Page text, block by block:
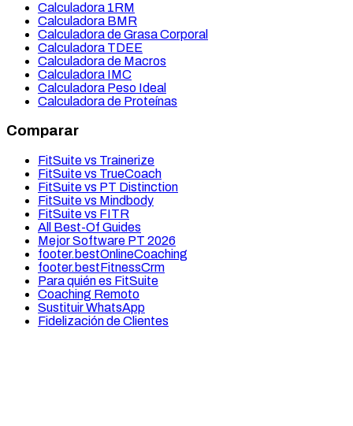
Calculadora 1RM
Calculadora BMR
Calculadora de Grasa Corporal
Calculadora TDEE
Calculadora de Macros
Calculadora IMC
Calculadora Peso Ideal
Calculadora de Proteínas
Comparar
FitSuite vs Trainerize
FitSuite vs TrueCoach
FitSuite vs PT Distinction
FitSuite vs Mindbody
FitSuite vs FITR
All Best-Of Guides
Mejor Software PT 2026
footer.bestOnlineCoaching
footer.bestFitnessCrm
Para quién es FitSuite
Coaching Remoto
Sustituir WhatsApp
Fidelización de Clientes